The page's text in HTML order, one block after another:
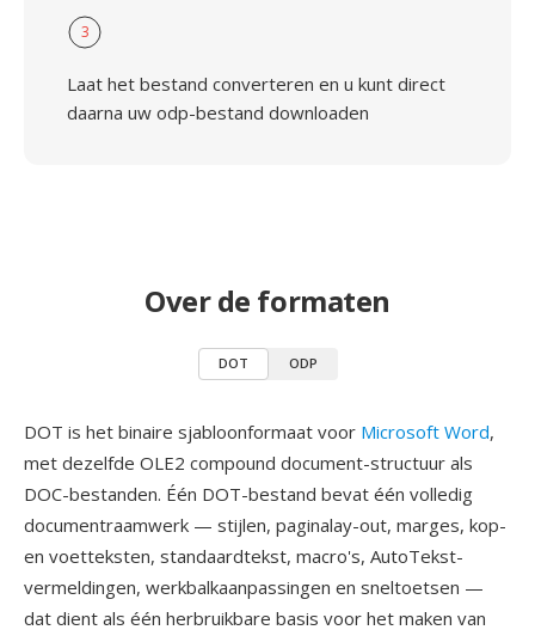
3
Laat het bestand converteren en u kunt direct
daarna uw odp-bestand downloaden
Over de formaten
DOT ODP
DOT is het binaire sjabloonformaat voor Microsoft Word,
met dezelfde OLE2 compound document-structuur als
DOC-bestanden. Één DOT-bestand bevat één volledig
documentraamwerk — stijlen, paginalay-out, marges, kop-
en voetteksten, standaardtekst, macro's, AutoTekst-
vermeldingen, werkbalkaanpassingen en sneltoetsen —
dat dient als één herbruikbare basis voor het maken van